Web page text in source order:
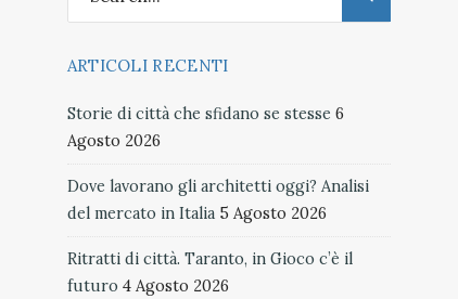
ARTICOLI RECENTI
Storie di città che sfidano se stesse 6
Agosto 2026
Dove lavorano gli architetti oggi? Analisi
del mercato in Italia 5 Agosto 2026
Ritratti di città. Taranto, in Gioco c’è il
futuro 4 Agosto 2026